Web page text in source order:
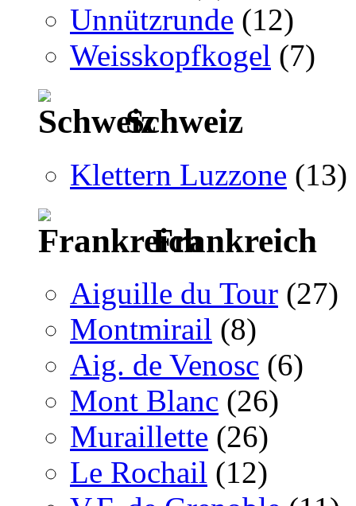
Unnützrunde (12)
Weisskopfkogel (7)
Schweiz
Klettern Luzzone (13)
Frankreich
Aiguille du Tour (27)
Montmirail (8)
Aig. de Venosc (6)
Mont Blanc (26)
Muraillette (26)
Le Rochail (12)